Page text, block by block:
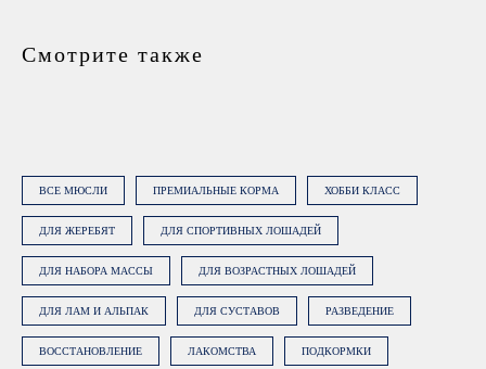
Смотрите также
ВСЕ МЮСЛИ ПРЕМИАЛЬНЫЕ КОРМА ХОББИ КЛАСС
ДЛЯ ЖЕРЕБЯТ ДЛЯ СПОРТИВНЫХ ЛОШАДЕЙ
ДЛЯ НАБОРА МАССЫ ДЛЯ ВОЗРАСТНЫХ ЛОШАДЕЙ
ДЛЯ ЛАМ И АЛЬПАК ДЛЯ СУСТАВОВ РАЗВЕДЕНИЕ
ВОССТАНОВЛЕНИЕ ЛАКОМСТВА ПОДКОРМКИ
Подробнее об обработке данных в
Политике.
ЗАКАЗАТЬ КОНСУЛЬТАЦИЮ